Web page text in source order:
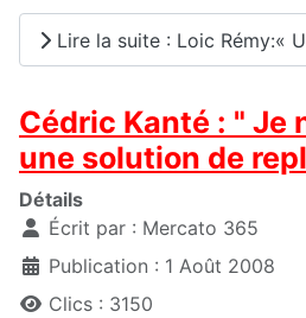
Lire la suite : Loic Rémy:«
Cédric Kanté : " Je
une solution de
Détails
Écrit par : Mercato 365
Publication : 1 Août 2008
Clics : 3150